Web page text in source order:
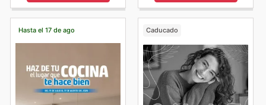
Hasta el 17 de ago Caducado